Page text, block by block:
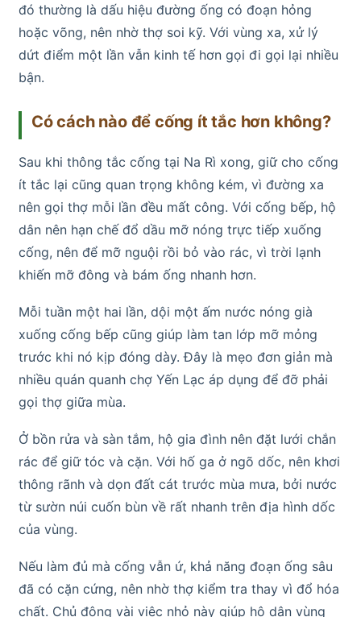
đó thường là dấu hiệu đường ống có đoạn hỏng
hoặc võng, nên nhờ thợ soi kỹ. Với vùng xa, xử lý
dứt điểm một lần vẫn kinh tế hơn gọi đi gọi lại nhiều
bận.
Có cách nào để cống ít tắc hơn không?
Sau khi thông tắc cống tại Na Rì xong, giữ cho cống
ít tắc lại cũng quan trọng không kém, vì đường xa
nên gọi thợ mỗi lần đều mất công. Với cống bếp, hộ
dân nên hạn chế đổ dầu mỡ nóng trực tiếp xuống
cống, nên để mỡ nguội rồi bỏ vào rác, vì trời lạnh
khiến mỡ đông và bám ống nhanh hơn.
Mỗi tuần một hai lần, dội một ấm nước nóng già
xuống cống bếp cũng giúp làm tan lớp mỡ mỏng
trước khi nó kịp đóng dày. Đây là mẹo đơn giản mà
nhiều quán quanh chợ Yến Lạc áp dụng để đỡ phải
gọi thợ giữa mùa.
Ở bồn rửa và sàn tắm, hộ gia đình nên đặt lưới chắn
rác để giữ tóc và cặn. Với hố ga ở ngõ dốc, nên khơi
thông rãnh và dọn đất cát trước mùa mưa, bởi nước
từ sườn núi cuốn bùn về rất nhanh trên địa hình dốc
của vùng.
Nếu làm đủ mà cống vẫn ứ, khả năng đoạn ống sâu
đã có cặn cứng, nên nhờ thợ kiểm tra thay vì đổ hóa
chất. Chủ động vài việc nhỏ này giúp hộ dân vùng